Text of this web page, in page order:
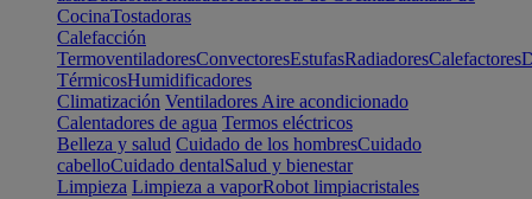
CocinaTostadoras
Calefacción
TermoventiladoresConvectoresEstufasRadiadoresCalefactores
TérmicosHumidificadores
Climatización Ventiladores Aire acondicionado
Calentadores de agua Termos eléctricos
Belleza y salud Cuidado de los hombresCuidado
cabelloCuidado dentalSalud y bienestar
Limpieza Limpieza a vaporRobot limpiacristales